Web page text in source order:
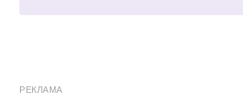
РЕКЛАМА